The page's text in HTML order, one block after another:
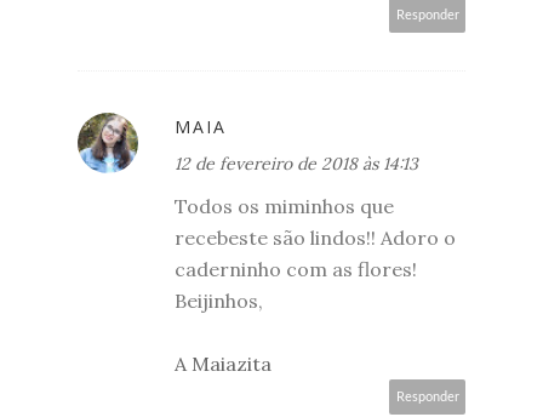
Responder
MAIA
12 de fevereiro de 2018 às 14:13
Todos os miminhos que
recebeste são lindos!! Adoro o
caderninho com as flores!
Beijinhos,
A Maiazita
Responder